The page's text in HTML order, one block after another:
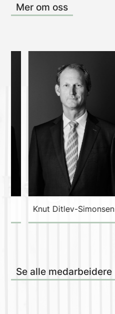
Mer om oss
Knut Ditlev-Simonsen
Se alle medarbeidere